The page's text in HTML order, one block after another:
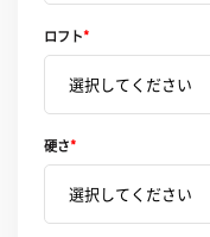
ロフト*
硬さ*